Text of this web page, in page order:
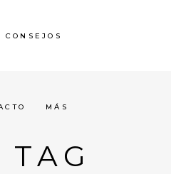
CONSEJOS
MÁS